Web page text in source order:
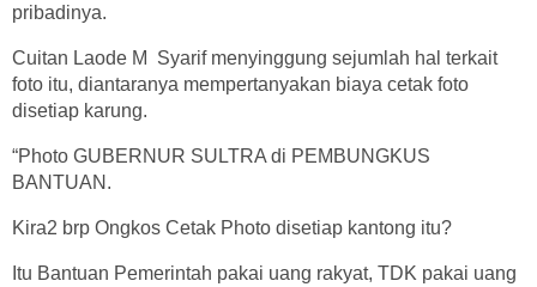
pribadinya.
Cuitan Laode M Syarif menyinggung sejumlah hal terkait
foto itu, diantaranya mempertanyakan biaya cetak foto
disetiap karung.
“Photo GUBERNUR SULTRA di PEMBUNGKUS
BANTUAN.
Kira2 brp Ongkos Cetak Photo disetiap kantong itu?
Itu Bantuan Pemerintah pakai uang rakyat, TDK pakai uang